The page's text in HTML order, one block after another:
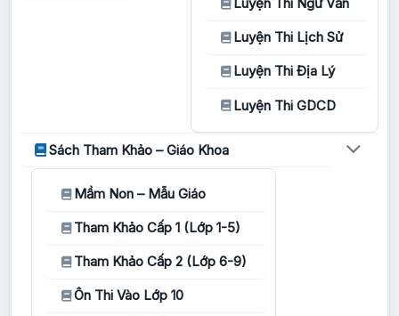
Luyện Thi Ngữ Văn
Luyện Thi Lịch Sử
Luyện Thi Địa Lý
Luyện Thi GDCD
Sách Tham Khảo – Giáo Khoa
Mầm Non – Mẫu Giáo
Tham Khảo Cấp 1 (Lớp 1-5)
Tham Khảo Cấp 2 (Lớp 6-9)
Ôn Thi Vào Lớp 10